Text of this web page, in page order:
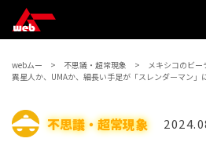
webムー 不思議・超常現象
メキシコのビー
異星人か、UMAか、細長い手足が「スレンダーマン」
不思議・超常現象